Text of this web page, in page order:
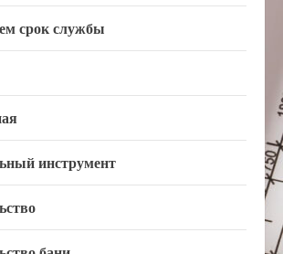
срок службы
инструмент